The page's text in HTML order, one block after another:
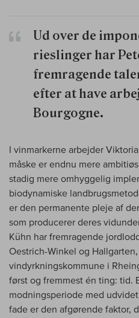
Ud over de
rieslinger har
fremragende
efter at have
Bourgogne.
I vinmarkerne arbejder
måske er endnu mere
stadig mere omhyggelig
biodynamiske
er den permanente pleje af
som producerer deres
Kühn har fremragende
Oestrich-Winkel og
vindyrkningskommune i
først og fremmest én ting: tid.
modningsperiode med
fade er den afgørende faktor,